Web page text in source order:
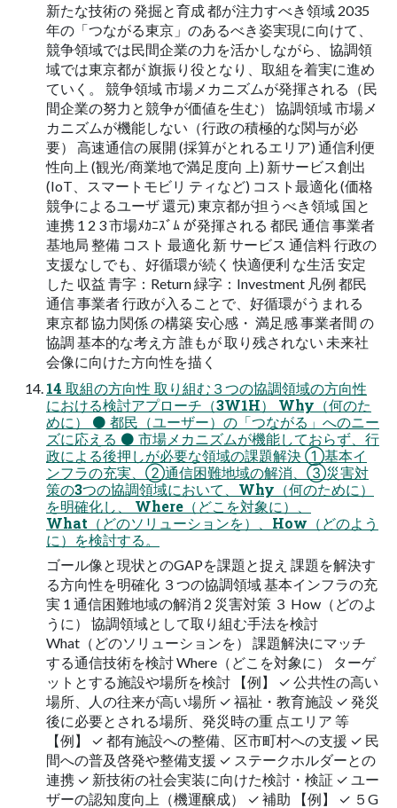
新たな技術の 発掘と育成 都が注力すべき領域 2035
年の「つながる東京」のあるべき姿実現に向けて、
競争領域では民間企業の力を活かしながら、協調領
域では東京都が 旗振り役となり、取組を着実に進め
ていく。 競争領域 市場メカニズムが発揮される（民
間企業の努力と競争が価値を生む） 協調領域 市場メ
カニズムが機能しない（行政の積極的な関与が必
要） 高速通信の展開 (採算がとれるエリア) 通信利便
性向上 (観光/商業地で満足度向 上) 新サービス創出
(IoT、スマートモビリ ティなど) コスト最適化 (価格
競争によるユーザ 還元) 東京都が担うべき領域 国と
連携 1 2 3 市場ﾒｶﾆｽﾞﾑ が発揮される 都民 通信 事業者
基地局 整備 コスト 最適化 新 サービス 通信料 行政の
支援なしでも、好循環が続く 快適便利 な生活 安定
した 収益 青字：Return 緑字：Investment 凡例 都民
通信 事業者 行政が入ることで、好循環がうまれる
東京都 協力関係 の構築 安心感・ 満足感 事業者間 の
協調 基本的な考え方 誰もが 取り残されない 未来社
会像に向けた方向性を描く
14 取組の方向性 取り組む３つの協調領域の方向性
における検討アプローチ（3W1H） Why（何のた
めに） ⚫ 都民（ユーザー）の「つながる」へのニー
ズに応える ⚫ 市場メカニズムが機能しておらず、行
政による後押しが必要な領域の課題解決 ①基本イ
ンフラの充実、②通信困難地域の解消、③災害対
策の3つの協調領域において、Why（何のために）
を明確化し、 Where（どこを対象に）、
What（どのソリューションを）、How（どのよう
に）を検討する。
ゴール像と現状とのGAPを課題と捉え 課題を解決す
る方向性を明確化 ３つの協調領域 基本インフラの充
実 1 通信困難地域の解消 2 災害対策 ３ How（どのよ
うに） 協調領域として取り組む手法を検討
What（どのソリューションを） 課題解決にマッチ
する通信技術を検討 Where（どこを対象に） ターゲ
ットとする施設や場所を検討 【例】 ✓ 公共性の高い
場所、人の往来が高い場所 ✓ 福祉・教育施設 ✓ 発災
後に必要とされる場所、発災時の重 点エリア 等
【例】 ✓ 都有施設への整備、区市町村への支援 ✓ 民
間への普及啓発や整備支援 ✓ ステークホルダーとの
連携 ✓ 新技術の社会実装に向けた検討・検証 ✓ ユー
ザーの認知度向上（機運醸成） ✓ 補助 【例】 ✓ ５G